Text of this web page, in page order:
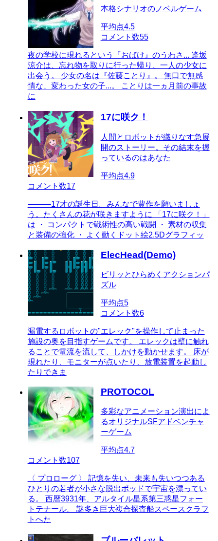
本格シナリオのノベルゲーム
平均点4.5
コメント数55
夜の学校に現れるという『おばけ』のうわさ... 逢坂
涼介は、忘れ物を取りに行った帰り、一人の少女に
出会う。 少女の名は『佐藤ことり』。 無口で無感
情な、変わった女の子...。 ことりは一ヵ月前の事故
に
17に咲ク！
人間とロボットが織りなす急展
開のストーリー。その結末を握
っているのはあなた
平均点4.9
コメント数17
―――17才の誕生日。みんなで豊作を願いましょ
う。たくさんの花が咲きますように 「17に咲ク！」
は ・ コンパクトで戦術性の高い戦闘 ・ 素材の収集
と装備の強化 ・ よく動くドット絵2.5Dグラフィッ
ElecHead(Demo)
ビリッとひらめくアクションパ
ズル
平均点5
コメント数6
漏電するロボットの"エレック"を操作して止まった
施設の奥を目指すゲームです。 エレックは壁に触れ
ることで電流を流して、しかけを動かせます。 床が
現れたり、モニターが点いたり、放電装置を起動し
たりできま
PROTOCOL
多彩なアニメーション演出によ
るオリジナルSFアドベンチャ
ーゲーム
平均点4.7
コメント数107
〈 プロローグ 〉 記憶を失い、未来も失いつつある
ひとりの若者が小さな脱出ポッドで宇宙を漂ってい
る。 西暦3931年、アルタイル星系第三惑星フォー
トテナール。 謎多き巨大複合探査船スペースクラフ
トへた